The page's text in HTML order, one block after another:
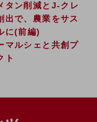
タン削減とJ-クレ
出で、農業をサス
に(前編)
マルシェと共創プ
ト